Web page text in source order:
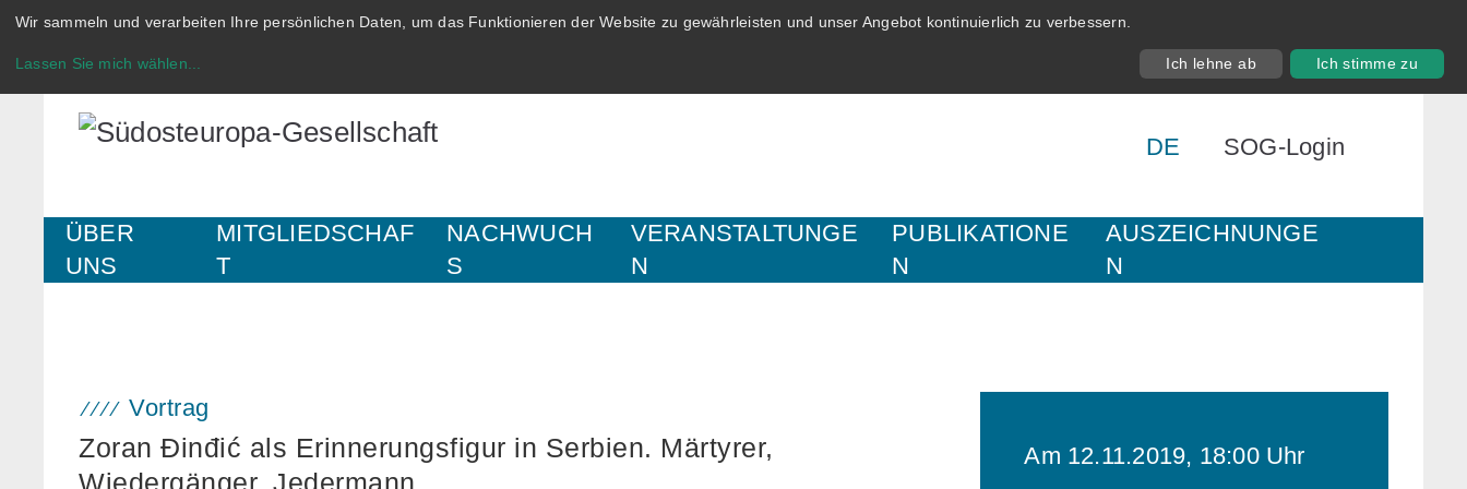
Wir sammeln und verarbeiten Ihre persönlichen Daten, um das Funktionieren der Website zu gewährleisten und unser Angebot kontinuierlich zu verbessern.
Lassen Sie mich wählen... Ich lehne ab Ich stimme zu
DE SOG-Login
ÜBER
UNS
MITGLIEDSCHAF
T
NACHWUCH
S
VERANSTALTUNGE
N
PUBLIKATIONE
N
AUSZEICHNUNGE
N
Vortrag
Zoran Đinđić als Erinnerungsfigur in Serbien. Märtyrer,
Wiedergänger, Jedermann
Am 12.11.2019, 18:00 Uhr